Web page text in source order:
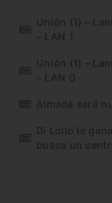
Unión (1) –
– LAN 1
Unión (1) –
– LAN 0
Almada será
Di Lollo le
busca un